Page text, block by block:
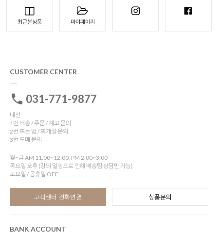
최근본상품 마이페이지
CUSTOMER CENTER
031-771-9877
내선
1번 배송 / 주문 / 재고 문의
2번 뜨는 법 / 뜨개실 문의
3번 도매 문의
월~금 AM 11:00~12:00, PM 2:00~3:00
목요일 오후 (강의 일정으로 인해 배송팀 상담만 가능)
토요일 / 공휴일 OFF
고객센터 전화연결 상품문의
BANK ACCOUNT